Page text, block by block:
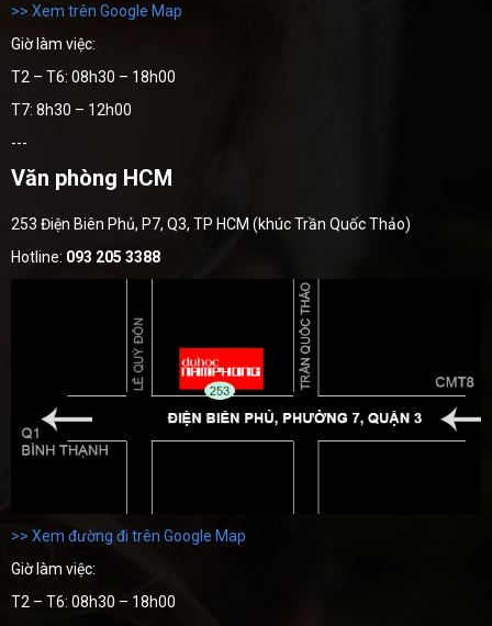
>> Xem trên Google Map
Giờ làm việc:
T2 – T6: 08h30 – 18h00
T7: 8h30 – 12h00
---
Văn phòng HCM
253 Điện Biên Phủ, P7, Q3, TP HCM (khúc Trần Quốc Thảo)
Hotline: 093 205 3388
>> Xem đường đi trên Google Map
Giờ làm việc:
T2 – T6: 08h30 – 18h00